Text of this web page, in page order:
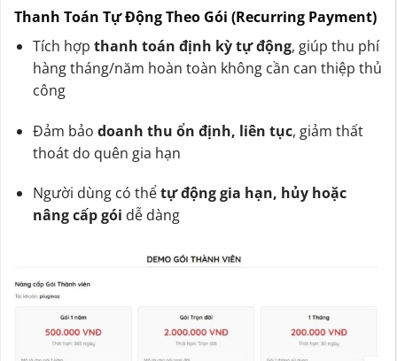
Thanh Toán Tự Động Theo Gói (Recurring Payment)
Tích hợp thanh toán định kỳ tự động, giúp thu phí
hàng tháng/năm hoàn toàn không cần can thiệp thủ
công
Đảm bảo doanh thu ổn định, liên tục, giảm thất
thoát do quên gia hạn
Người dùng có thểtự động gia hạn, hủy hoặc
nâng cấp gói dễ dàng